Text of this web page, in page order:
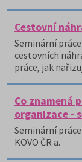
Cestovní
Seminární
cestovních
práce, jak
Co znamená
organizace -
Seminární
KOVO ČR a.